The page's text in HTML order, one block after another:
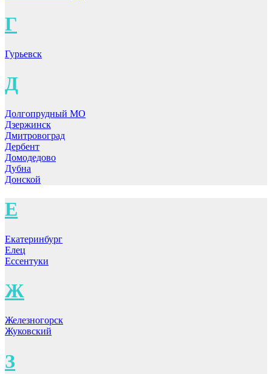
Г
Гурьевск
Д
Долгопрудный МО
Дзержинск
Дмитровоград
Дербент
Домодедово
Дубна
Донской
Е
Екатеринбург
Елец
Ессентуки
Ж
Железногорск
Жуковский
З